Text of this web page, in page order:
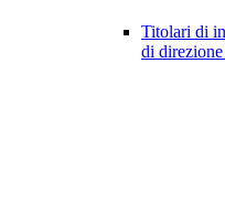
Titolari di
di